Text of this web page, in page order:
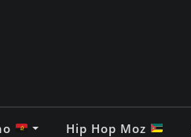
Hip Hop Moz